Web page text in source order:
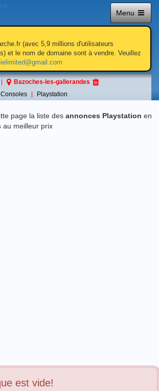
Menu
(avec 5,9 millions d'utilisateurs
et le nom de domaine sont à vendre. Veuillez
Bazoches-les-gallerandes
Playstation
Playstation
les-gallerandes
page la liste des annonces Playstation en
au meilleur prix
est vide!